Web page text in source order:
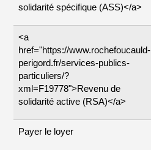
solidarité spécifique (ASS)</a>
<a
href="https://www.rochefoucauld-
perigord.fr/services-publics-
particuliers/?
xml=F19778">Revenu de
solidarité active (RSA)</a>
Payer le loyer